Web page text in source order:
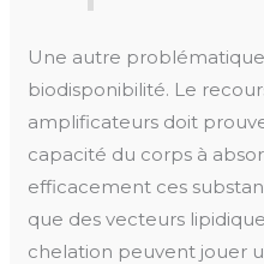
Une autre
biodisponibilité. Le
amplificateurs doit
capacité du corps à
efficacement ces
que des vecteurs
chelation peuvent jouer